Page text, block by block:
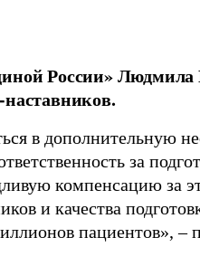
России»
в дополнительную
за
компенсацию за
и качества
пациентов», –